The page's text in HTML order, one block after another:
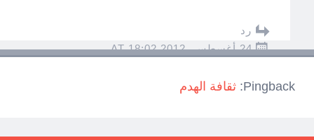
رد
24 أغسطس، 2012 AT 18:02
Pingback: ثقافة الهدم